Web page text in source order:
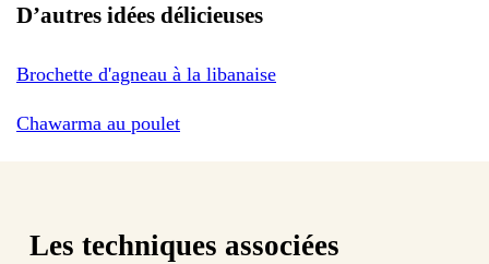
D’autres idées délicieuses
Brochette d'agneau à la libanaise
Chawarma au poulet
Les techniques associées